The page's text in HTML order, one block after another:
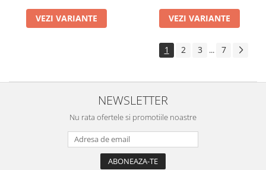
VEZI VARIANTE VEZI VARIANTE
1 2 3 ... 7
NEWSLETTER
Nu rata ofertele si promotiile noastre